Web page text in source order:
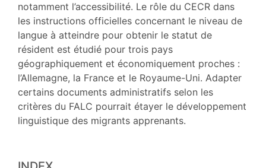
notamment l’accessibilité. Le rôle du CECR dans
les instructions officielles concernant le niveau de
langue à atteindre pour obtenir le statut de
résident est étudié pour trois pays
géographiquement et économiquement proches :
l’Allemagne, la France et le Royaume-Uni. Adapter
certains documents administratifs selon les
critères du FALC pourrait étayer le développement
linguistique des migrants apprenants.